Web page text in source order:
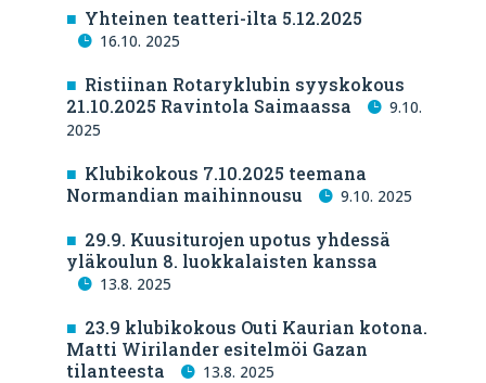
Yhteinen teatteri-ilta 5.12.2025
16.10. 2025
Ristiinan Rotaryklubin syyskokous
21.10.2025 Ravintola Saimaassa
9.10.
2025
Klubikokous 7.10.2025 teemana
Normandian maihinnousu
9.10. 2025
29.9. Kuusiturojen upotus yhdessä
yläkoulun 8. luokkalaisten kanssa
13.8. 2025
23.9 klubikokous Outi Kaurian kotona.
Matti Wirilander esitelmöi Gazan
tilanteesta
13.8. 2025